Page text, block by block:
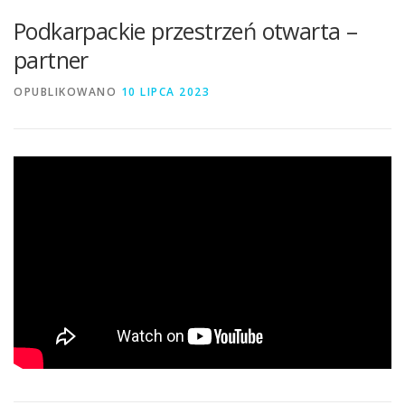
Podkarpackie przestrzeń otwarta –
partner
OPUBLIKOWANO 10 LIPCA 2023